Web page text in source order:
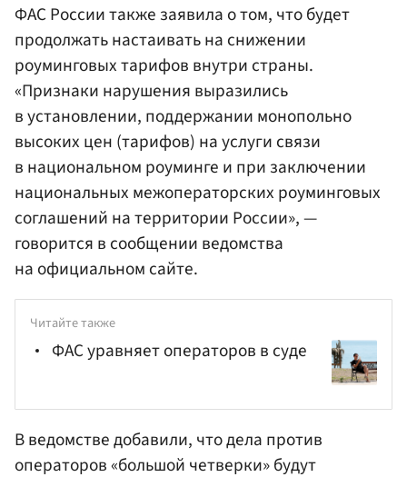
ФАС России также заявила о том, что будет
продолжать настаивать на снижении
роуминговых тарифов внутри страны.
«Признаки нарушения выразились
в установлении, поддержании монопольно
высоких цен (тарифов) на услуги связи
в национальном роуминге и при заключении
национальных межоператорских роуминговых
соглашений на территории России», —
говорится в сообщении ведомства
на официальном сайте.
Читайте также
ФАС уравняет операторов в суде
В ведомстве добавили, что дела против
операторов «большой четверки» будут